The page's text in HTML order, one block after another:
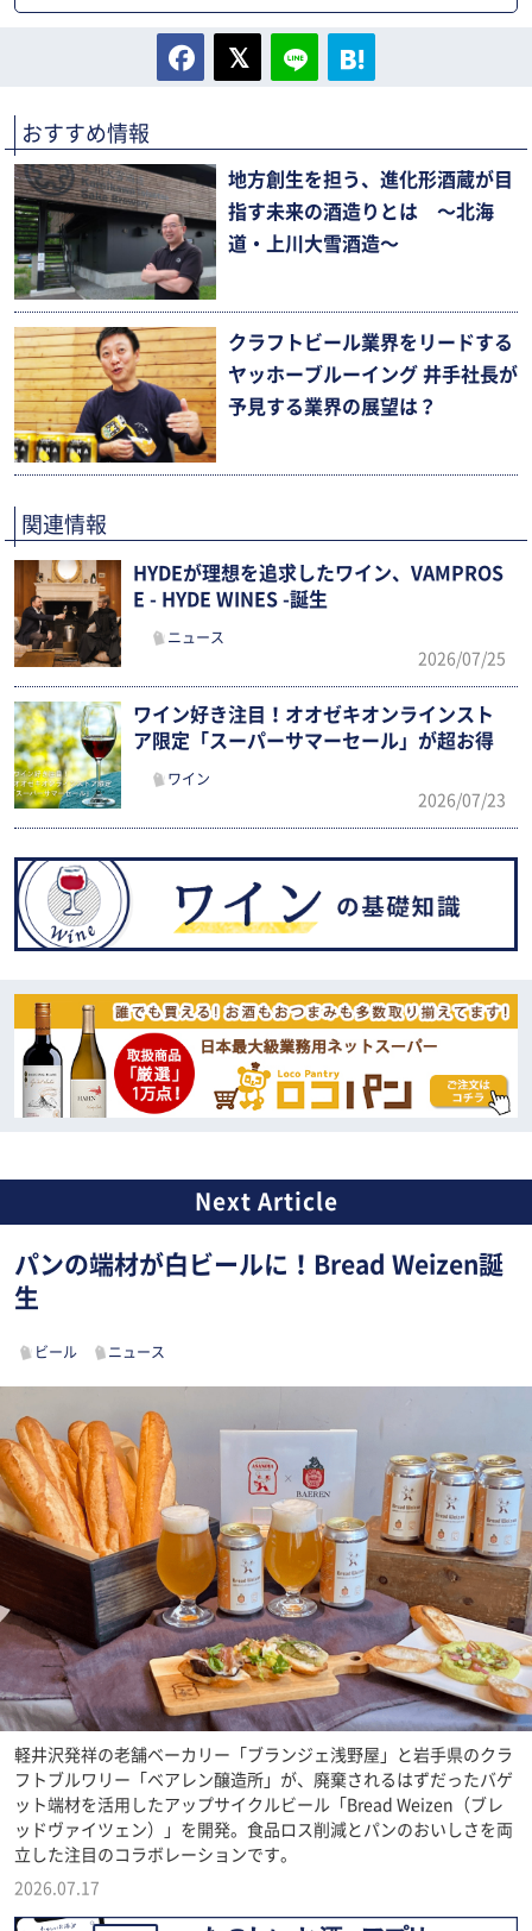
おすすめ情報
地方創生を担う、進化形酒蔵が目
指す未来の酒造りとは 〜北海
道・上川大雪酒造〜
クラフトビール業界をリードする
ヤッホーブルーイング 井手社長が
予見する業界の展望は？
関連情報
HYDEが理想を追求したワイン、VAMPROS
E - HYDE WINES -誕生
ニュース
2026/07/25
ワイン好き注目！オオゼキオンラインスト
ア限定「スーパーサマーセール」が超お得
ワイン
2026/07/23
パンの端材が白ビールに！Bread Weizen誕
生
ビール ニュース
軽井沢発祥の老舗ベーカリー「ブランジェ浅野屋」と岩手県のクラ
フトブルワリー「ベアレン醸造所」が、廃棄されるはずだったバゲ
ット端材を活用したアップサイクルビール「Bread Weizen（ブレ
ッドヴァイツェン）」を開発。食品ロス削減とパンのおいしさを両
立した注目のコラボレーションです。
2026.07.17